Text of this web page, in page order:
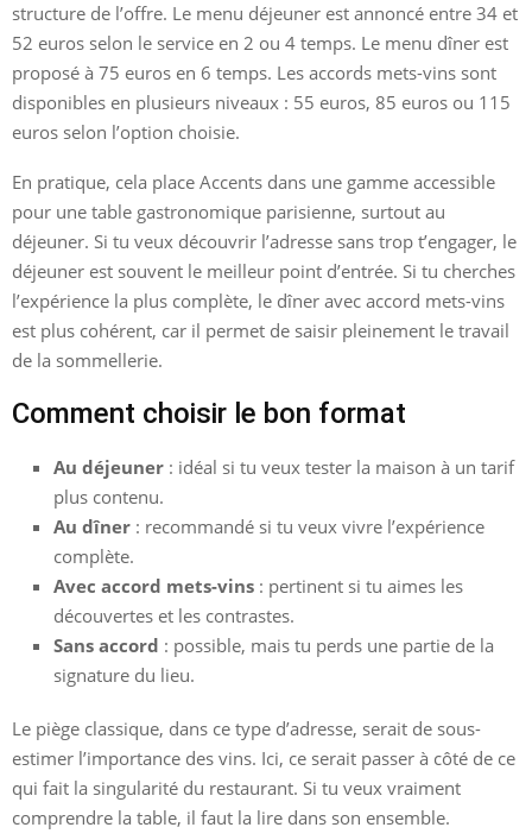
structure de l’offre. Le menu déjeuner est annoncé entre 34 et
52 euros selon le service en 2 ou 4 temps. Le menu dîner est
proposé à 75 euros en 6 temps. Les accords mets-vins sont
disponibles en plusieurs niveaux : 55 euros, 85 euros ou 115
euros selon l’option choisie.
En pratique, cela place Accents dans une gamme accessible
pour une table gastronomique parisienne, surtout au
déjeuner. Si tu veux découvrir l’adresse sans trop t’engager, le
déjeuner est souvent le meilleur point d’entrée. Si tu cherches
l’expérience la plus complète, le dîner avec accord mets-vins
est plus cohérent, car il permet de saisir pleinement le travail
de la sommellerie.
Comment choisir le bon format
Au déjeuner : idéal si tu veux tester la maison à un tarif
plus contenu.
Au dîner : recommandé si tu veux vivre l’expérience
complète.
Avec accord mets-vins : pertinent si tu aimes les
découvertes et les contrastes.
Sans accord : possible, mais tu perds une partie de la
signature du lieu.
Le piège classique, dans ce type d’adresse, serait de sous-
estimer l’importance des vins. Ici, ce serait passer à côté de ce
qui fait la singularité du restaurant. Si tu veux vraiment
comprendre la table, il faut la lire dans son ensemble.